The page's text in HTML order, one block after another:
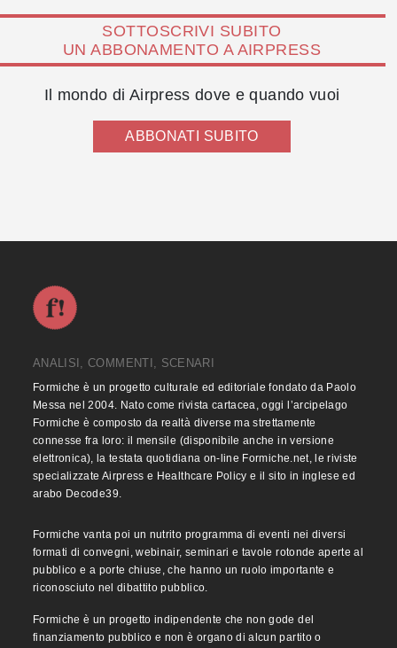
SOTTOSCRIVI SUBITO
UN ABBONAMENTO A AIRPRESS
Il mondo di Airpress dove e quando vuoi
ABBONATI SUBITO
ANALISI, COMMENTI, SCENARI
Formiche è un progetto culturale ed editoriale fondato da Paolo
Messa nel 2004. Nato come rivista cartacea, oggi l’arcipelago
Formiche è composto da realtà diverse ma strettamente
connesse fra loro: il mensile (disponibile anche in versione
elettronica), la testata quotidiana on-line Formiche.net, le riviste
specializzate Airpress e Healthcare Policy e il sito in inglese ed
arabo Decode39.
Formiche vanta poi un nutrito programma di eventi nei diversi
formati di convegni, webinair, seminari e tavole rotonde aperte al
pubblico e a porte chiuse, che hanno un ruolo importante e
riconosciuto nel dibattito pubblico.
Formiche è un progetto indipendente che non gode del
finanziamento pubblico e non è organo di alcun partito o